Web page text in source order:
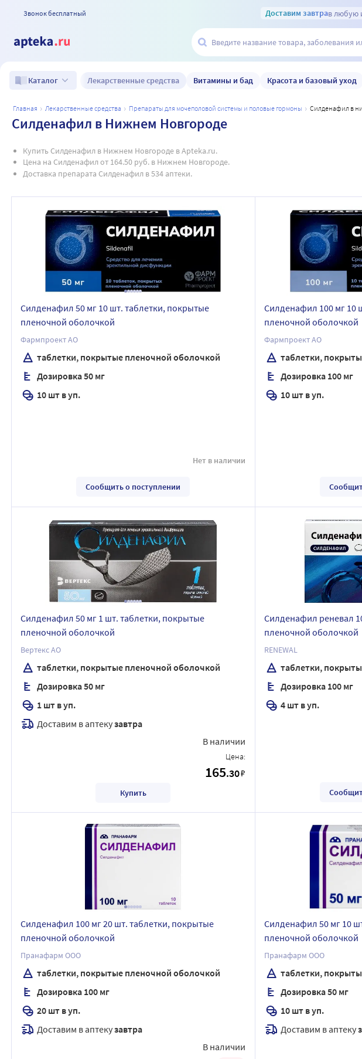
Звонок бесплатный Доставим завтрав любую
Каталог Лекарственные средства Витамины и бад Красота и базовый уход
главная лекарственные средства препараты для мочеполовой системы и половые гормоны силденафил в
Силденафил в Нижнем Новгороде
Купить Силденафил в Нижнем Новгороде в Apteka.ru.
Цена на Силденафил от 164.50 руб. в Нижнем Новгороде.
Доставка препарата Силденафил в 534 аптеки.
Силденафил 50 мг 10 шт. таблетки, покрытые
пленочной оболочкой
Фармпроект АО
таблетки, покрытые пленочной оболочкой
Дозировка 50 мг
10 шт в уп.
Нет в наличии
Сообщить о поступлении
Силденафил 100 мг 10
пленочной оболочкой
Фармпроект АО
таблетки,
Дозировка 100 мг
10 шт в уп.
Силденафил 50 мг 1 шт. таблетки, покрытые
пленочной оболочкой
Вертекс АО
таблетки, покрытые пленочной оболочкой
Дозировка 50 мг
1 шт в уп.
Доставим в аптекузавтра
В наличии
Цена:
165.30₽
Купить
Силденафил реневал
пленочной оболочкой
RENEWAL
таблетки,
Дозировка 100 мг
4 шт в уп.
Силденафил 100 мг 20 шт. таблетки, покрытые
пленочной оболочкой
Пранафарм ООО
таблетки, покрытые пленочной оболочкой
Дозировка 100 мг
20 шт в уп.
Доставим в аптекузавтра
В наличии
Силденафил 50 мг 10
пленочной оболочкой
Пранафарм ООО
таблетки,
Дозировка 50 мг
10 шт в уп.
Доставим в аптеку